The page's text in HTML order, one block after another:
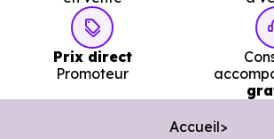
Prix direct
Promoteur
Accueil